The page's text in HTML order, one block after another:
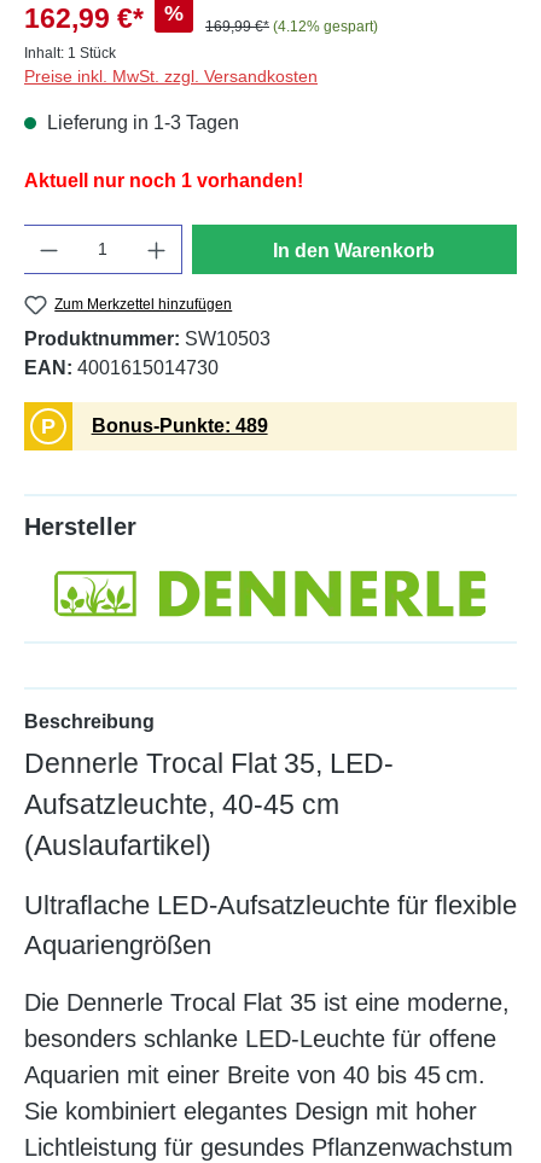
162,99 €* %
169,99 €* (4.12% gespart)
Inhalt: 1 Stück
Preise inkl. MwSt. zzgl. Versandkosten
Lieferung in 1-3 Tagen
Aktuell nur noch 1 vorhanden!
In den Warenkorb
Zum Merkzettel hinzufügen
Produktnummer: SW10503
EAN: 4001615014730
P Bonus-Punkte: 489
Hersteller
Beschreibung
Dennerle Trocal Flat 35, LED-
Aufsatzleuchte, 40-45 cm
(Auslaufartikel)
Ultraflache LED-Aufsatzleuchte für flexible
Aquariengrößen
Die Dennerle Trocal Flat 35 ist eine moderne,
besonders schlanke LED-Leuchte für offene
Aquarien mit einer Breite von 40 bis 45 cm.
Sie kombiniert elegantes Design mit hoher
Lichtleistung für gesundes Pflanzenwachstum